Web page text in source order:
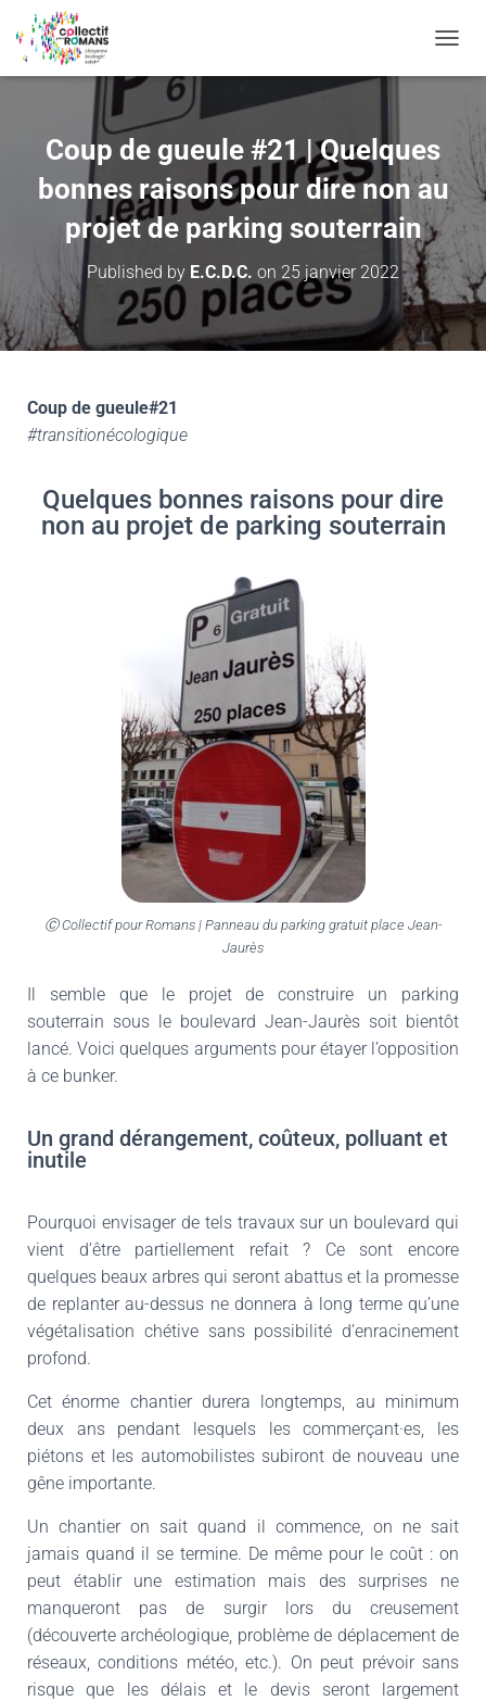
Coup de gueule #21 | Quelques
bonnes raisons pour dire non au
projet de parking souterrain
Published by E.C.D.C. on 25 janvier 2022
Coup de gueule#21
#transitionécologique
Quelques bonnes raisons pour dire
non au projet de parking souterrain
Ⓒ Collectif pour Romans | Panneau du parking gratuit place Jean-
Jaurès
Il semble que le projet de construire un parking
souterrain sous le boulevard Jean-Jaurès soit bientôt
lancé. Voici quelques arguments pour étayer l’opposition
à ce bunker.
Un grand dérangement, coûteux, polluant et
inutile
Pourquoi envisager de tels travaux sur un boulevard qui
vient d’être partiellement refait ? Ce sont encore
quelques beaux arbres qui seront abattus et la promesse
de replanter au-dessus ne donnera à long terme qu’une
végétalisation chétive sans possibilité d’enracinement
profond.
Cet énorme chantier durera longtemps, au minimum
deux ans pendant lesquels les commerçant·es, les
piétons et les automobilistes subiront de nouveau une
gêne importante.
Un chantier on sait quand il commence, on ne sait
jamais quand il se termine. De même pour le coût : on
peut établir une estimation mais des surprises ne
manqueront pas de surgir lors du creusement
(découverte archéologique, problème de déplacement de
réseaux, conditions météo, etc.). On peut prévoir sans
risque que les délais et le devis seront largement